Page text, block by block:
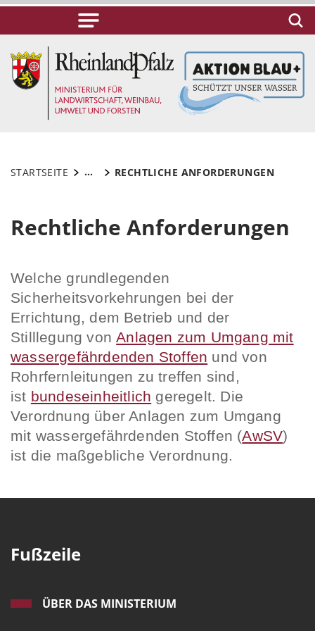
STARTSEITE ... RECHTLICHE ANFORDERUNGEN
Rechtliche Anforderungen
Welche grundlegenden
Sicherheitsvorkehrungen bei der
Errichtung, dem Betrieb und der
Stilllegung vonAnlagen zum Umgang mit
wassergefährdenden Stoffen und von
Rohrfernleitungen zu treffen sind,
ist bundeseinheitlich geregelt. Die
Verordnung über Anlagen zum Umgang
mit wassergefährdenden Stoffen (AwSV)
ist die maßgebliche Verordnung.
Fußzeile
ÜBER DAS MINISTERIUM